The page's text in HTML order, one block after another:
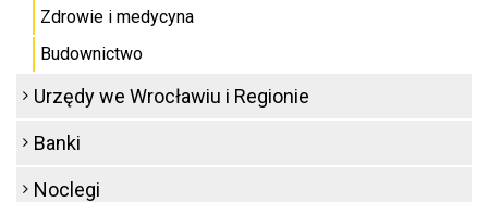
Zdrowie i medycyna
Budownictwo
Urzędy we Wrocławiu i Regionie
Banki
Noclegi